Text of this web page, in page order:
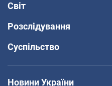
Світ
Розслідування
Суспільство
Новини України